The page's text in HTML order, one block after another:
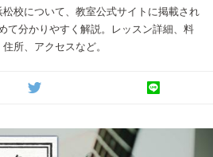
校について、教室公式サイトに掲載され
て分かりやすく解説。レッスン詳細、料
所、アクセスなど。